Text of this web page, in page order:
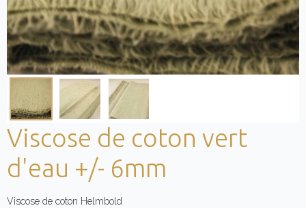
Viscose de coton vert
d'eau +/- 6mm
Viscose de coton Helmbold